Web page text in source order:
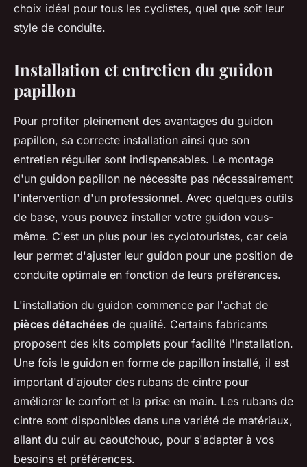
choix idéal pour tous les cyclistes, quel que soit leur
style de conduite.
Installation et entretien du guidon
papillon
Pour profiter pleinement des avantages du guidon
papillon, sa correcte installation ainsi que son
entretien régulier sont indispensables. Le montage
d'un guidon papillon ne nécessite pas nécessairement
l'intervention d'un professionnel. Avec quelques outils
de base, vous pouvez installer votre guidon vous-
même. C'est un plus pour les cyclotouristes, car cela
leur permet d'ajuster leur guidon pour une position de
conduite optimale en fonction de leurs préférences.
L'installation du guidon commence par l'achat de
pièces détachées de qualité. Certains fabricants
proposent des kits complets pour facilité l'installation.
Une fois le guidon en forme de papillon installé, il est
important d'ajouter des rubans de cintre pour
améliorer le confort et la prise en main. Les rubans de
cintre sont disponibles dans une variété de matériaux,
allant du cuir au caoutchouc, pour s'adapter à vos
besoins et préférences.